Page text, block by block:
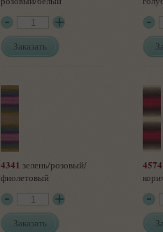
Заказать
4341 зелень/розовый/
фиолетовый
Заказать
4574